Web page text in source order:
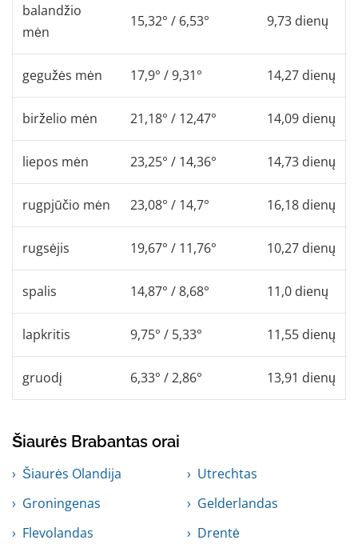
balandžio
mėn
15,32° / 6,53° 9,73 dienų
gegužės mėn 17,9° / 9,31° 14,27 dienų
birželio mėn 21,18° / 12,47° 14,09 dienų
liepos mėn 23,25° / 14,36° 14,73 dienų
rugpjūčio mėn 23,08° / 14,7° 16,18 dienų
rugsėjis 19,67° / 11,76° 10,27 dienų
spalis 14,87° / 8,68° 11,0 dienų
lapkritis 9,75° / 5,33° 11,55 dienų
gruodį 6,33° / 2,86° 13,91 dienų
Šiaurės Brabantas orai
Šiaurės Olandija
Utrechtas
Groningenas
Gelderlandas
Flevolandas
Drentė